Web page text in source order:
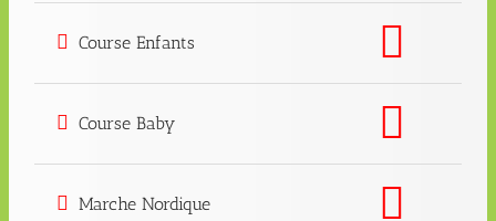
Course Enfants
Course Baby
Marche Nordique